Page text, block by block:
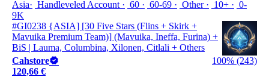
Asia Handleveled Account 60 60-69 Other 10+
0-
9K
#GI0238 {ASIA] [30 Five Stars (Flins + Skirk +
Mavuika Premium Team)] (Mavuika, Ineffa, Furina) +
BiS | Lauma, Columbina, Xilonen, Citlali + Others
Cahstore
100% (243)
120,66 €